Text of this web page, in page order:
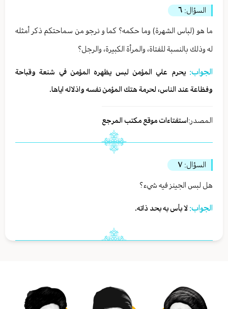
السؤال: ٦
ما هو (لباس الشهرة) وما حكمه؟ كما و نرجو من سماحتكم ذكر أمثله
له وذلك بالنسبة للفتاة، والمرأة الكبيرة، والرجل؟
الجواب:يحرم علي المؤمن لبس يظهره المؤمن في شنعة وقباحة
وفظاعة عند الناس، لحرمة هتك المؤمن نفسه واذلاله اياها.
المصدر:استفتاءات موقع مكتب المرجع
السؤال: ٧
هل لبس الجينز فيه شيء؟
الجواب: لا بأس به بحد ذاته.